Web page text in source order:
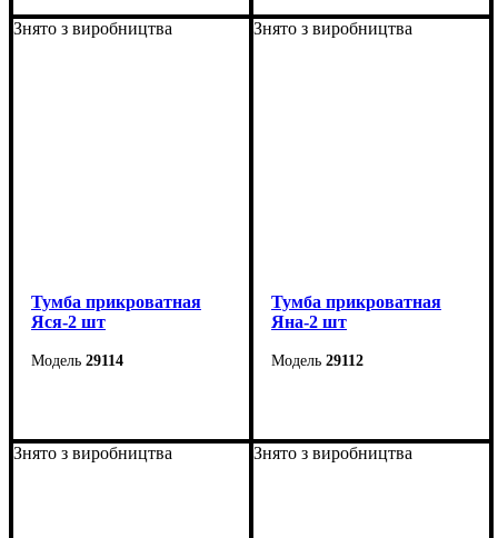
Ширина: 42,5 см
Высота: 38 см
Глубина: 40 см
Знято з виробництва
Тумба прикроватная
Яся-2 шт
29114
Высота: 26 см
Глубина: 40 см
Знято з виробництва
Тумба прикроватная
Яна-2 шт
29112
Высота: 24,5 см
Глубина: 30 см
Знято з виробництва Знято з виробництва